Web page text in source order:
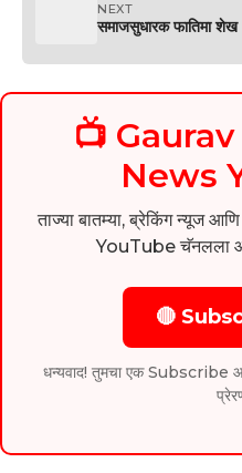
NEXT
समाजसुधारक फातिमा शेख
📺
News
ताज्या बातम्या, ब्रेकिंग न्यूज
YouTube चॅनलला
🔴
धन्यवाद! तुमचा एक Subscribe